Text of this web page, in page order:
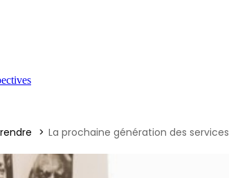
La prochaine génération des